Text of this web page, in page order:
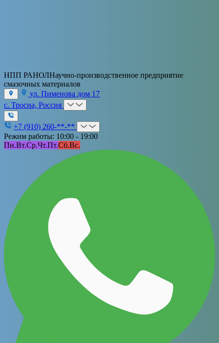
НПП РАНОЛНаучно-производственное предприятие
смазочных материалов
ул. Пименова дом 17
с. Тросна, Россия
+7 (910) 260-**-**
Режим работы: 10:00 - 19:00
Пн.Вт.Ср.Чт.Пт.Сб.Вс.